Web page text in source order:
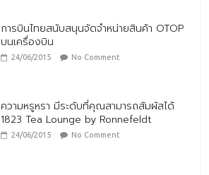
การบินไทยสนับสนุนจัดจำหน่ายสินค้า OTOP
บนเครื่องบิน
24/06/2015 No Comment
ความหรูหรา มีระดับที่คุณสามารถสัมผัสได้
1823 Tea Lounge by Ronnefeldt
24/06/2015 No Comment